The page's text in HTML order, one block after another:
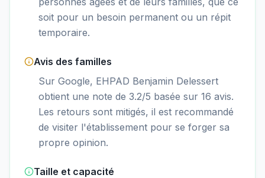
soit pour un besoin permanent ou un répit
temporaire.
Avis des familles
Sur Google, EHPAD Benjamin Delessert
obtient une note de 3.2/5 basée sur 16 avis.
Les retours sont mitigés, il est recommandé
de visiter l'établissement pour se forger sa
propre opinion.
Taille et capacité